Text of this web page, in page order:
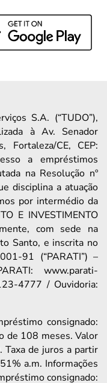
S.A. (“TUDO”),
à Av. Senador
Fortaleza/CE, CEP:
a empréstimos
na Resolução nº
disciplina a atuação
por intermédio da
E INVESTIMENTO
com sede na
Santo, e inscrita no
91 (“PARATI”) –
www.parati-
4777 / Ouvidoria:
consignado:
de 108 meses. Valor
de juros a partir
a.m. Informações
consignado: